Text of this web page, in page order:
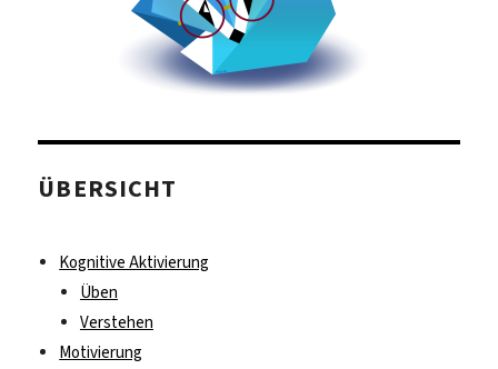
ÜBERSICHT
Kognitive Aktivierung
Üben
Verstehen
Motivierung